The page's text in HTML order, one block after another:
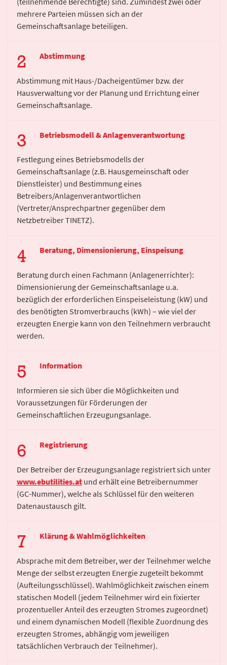
mehrere Parteien müssen sich an der
Gemeinschaftsanlage beteiligen.
Abstimmung
Abstimmung mit Haus-/Dacheigentümer bzw. der
Hausverwaltung vor der Planung und Errichtung einer
Gemeinschaftsanlage.
Betriebsmodell & Anlagenverantwortung
Festlegung eines Betriebsmodells der
Gemeinschaftsanlage (z.B. Hausgemeinschaft oder
Dienstleister) und Bestimmung eines
Betreibers/Anlagenverantwortlichen
(Vertreter/Ansprechpartner gegenüber dem
Netzbetreiber TINETZ).
Beratung, Dimensionierung, Einspeisung
Beratung durch einen Fachmann (Anlagenerrichter):
Dimensionierung der Gemeinschaftsanlage u.a.
bezüglich der erforderlichen Einspeiseleistung (kW) und
des benötigten Stromverbrauchs (kWh) – wie viel der
erzeugten Energie kann von den Teilnehmern verbraucht
werden.
Information
Informieren sie sich über die Möglichkeiten und
Voraussetzungen für Förderungen der
Gemeinschaftlichen Erzeugungsanlage.
Registrierung
Der Betreiber der Erzeugungsanlage registriert sich unter
www.ebutilities.atund erhält eine Betreibernummer
(GC-Nummer), welche als Schlüssel für den weiteren
Datenaustausch gilt.
Klärung & Wahlmöglichkeiten
Absprache mit dem Betreiber, wer der Teilnehmer welche
Menge der selbst erzeugten Energie zugeteilt bekommt
(Aufteilungsschlüssel). Wahlmöglichkeit zwischen einem
statischen Modell (jedem Teilnehmer wird ein fixierter
prozentueller Anteil des erzeugten Stromes zugeordnet)
und einem dynamischen Modell (flexible Zuordnung des
erzeugten Stromes, abhängig vom jeweiligen
tatsächlichen Verbrauch der Teilnehmer).